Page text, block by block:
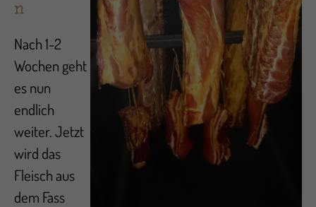
n
Nach 1-2
Wochen geht
es nun
endlich
weiter. Jetzt
wird das
Fleisch aus
dem Fass